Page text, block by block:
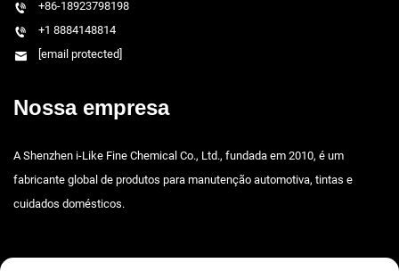
+86-18923798198
+1 8884148814
[email protected]
Nossa empresa
A Shenzhen i-Like Fine Chemical Co., Ltd., fundada em 2010, é um
fabricante global de produtos para manutenção automotiva, tintas e
cuidados domésticos.